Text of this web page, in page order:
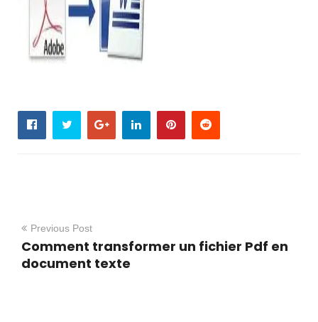
Previous Post
Comment transformer un fichier Pdf en
document texte